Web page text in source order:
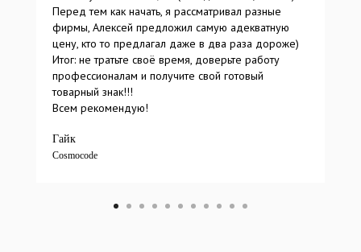
Перед тем как начать, я рассматривал разные
фирмы, Алексей предложил самую адекватную
цену, кто то предлагал даже в два раза дороже)
Итог: не тратьте своё время, доверьте работу
профессионалам и получите свой готовый
товарный знак!!!
Всем рекомендую!
Гайк
Cosmocode